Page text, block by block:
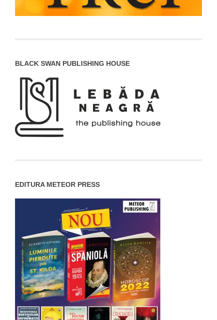
BLACK SWAN PUBLISHING HOUSE
EDITURA METEOR PRESS